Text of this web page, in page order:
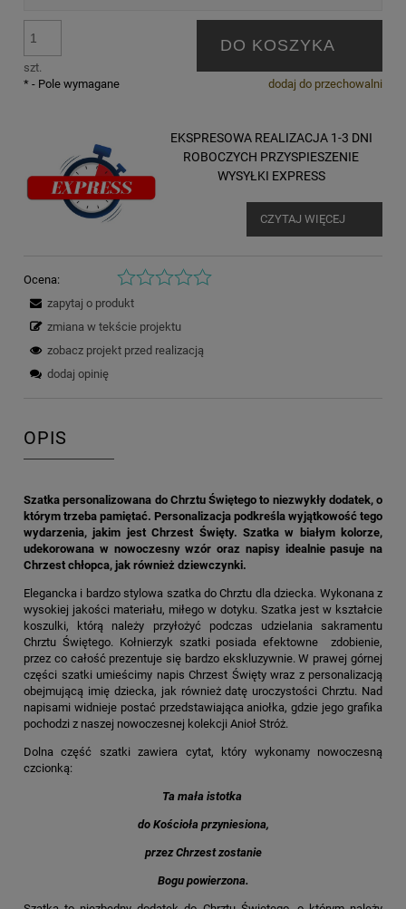
szt.
DO KOSZYKA
dodaj do przechowalni
* - Pole wymagane
EKSPRESOWA REALIZACJA 1-3 DNI
ROBOCZYCH PRZYSPIESZENIE
WYSYŁKI EXPRESS
CZYTAJ WIĘCEJ
Ocena:
zapytaj o produkt
zmiana w tekście projektu
zobacz projekt przed realizacją
dodaj opinię
OPIS
Szatka personalizowana do Chrztu Świętego to niezwykły dodatek, o
którym trzeba pamiętać. Personalizacja podkreśla wyjątkowość tego
wydarzenia, jakim jest Chrzest Święty. Szatka w białym kolorze,
udekorowana w nowoczesny wzór oraz napisy idealnie pasuje na
Chrzest chłopca, jak również dziewczynki.
Elegancka i bardzo stylowa szatka do Chrztu dla dziecka. Wykonana z
wysokiej jakości materiału, miłego w dotyku. Szatka jest w kształcie
koszulki, którą należy przyłożyć podczas udzielania sakramentu
Chrztu Świętego. Kołnierzyk szatki posiada efektowne zdobienie,
przez co całość prezentuje się bardzo ekskluzywnie. W prawej górnej
części szatki umieścimy napis Chrzest Święty wraz z personalizacją
obejmującą imię dziecka, jak również datę uroczystości Chrztu. Nad
napisami widnieje postać przedstawiająca aniołka, gdzie jego grafika
pochodzi z naszej nowoczesnej kolekcji Anioł Stróż.
Dolna część szatki zawiera cytat, który wykonamy nowoczesną
czcionką:
Ta mała istotka
do Kościoła przyniesiona,
przez Chrzest zostanie
Bogu powierzona.